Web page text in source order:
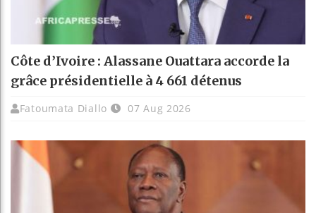
Côte d’Ivoire : Alassane Ouattara accorde la
grâce présidentielle à 4 661 détenus
Fatoumata Diallo 07 Aug 2026